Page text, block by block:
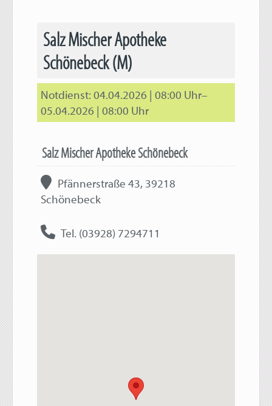
Salz Mischer Apotheke
Schönebeck (M)
04.04.2026 | 08:00 Uhr–
05.04.2026 | 08:00 Uhr
Salz Mischer Apotheke Schönebeck
Pfännerstraße 43, 39218
Schönebeck
Tel. (03928) 7294711